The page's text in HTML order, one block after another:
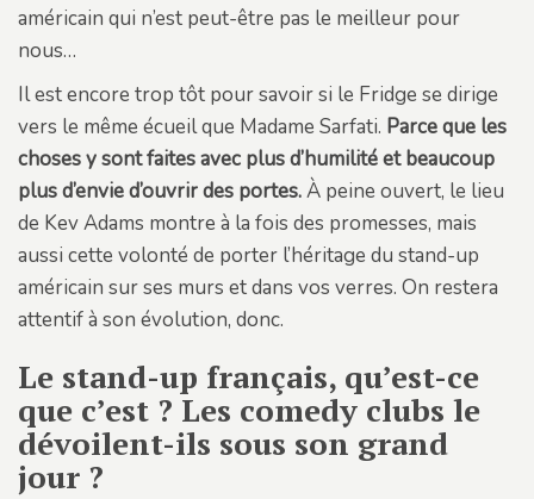
américain qui n’est peut-être pas le meilleur pour
nous…
Il est encore trop tôt pour savoir si le Fridge se dirige
vers le même écueil que Madame Sarfati. Parce que les
choses y sont faites avec plus d’humilité et beaucoup
plus d’envie d’ouvrir des portes.À peine ouvert, le lieu
de Kev Adams montre à la fois des promesses, mais
aussi cette volonté de porter l’héritage du stand-up
américain sur ses murs et dans vos verres. On restera
attentif à son évolution, donc.
Le stand-up français, qu’est-ce
que c’est ? Les comedy clubs le
dévoilent-ils sous son grand
jour ?